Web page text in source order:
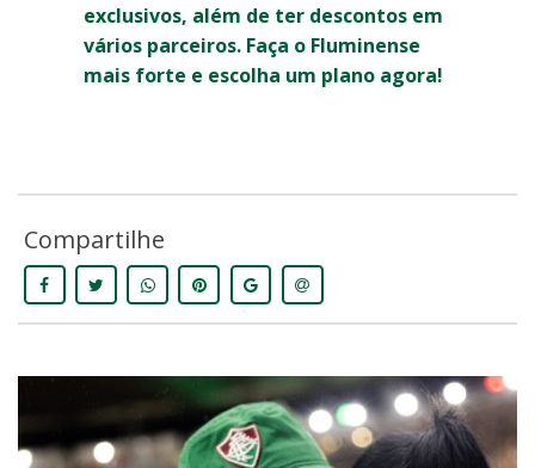
exclusivos, além de ter descontos em
vários parceiros. Faça o Fluminense
mais forte e escolha um plano agora!
Compartilhe